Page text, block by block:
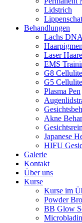
Lidstrich
Behandlungen
Lachs
Laser
EMS
G8
G5
Plasma Pen
Akne
Japanese
HIFU
Galerie
Kontakt
Über uns
Kurse
Kurse im
Powder
BB Glow